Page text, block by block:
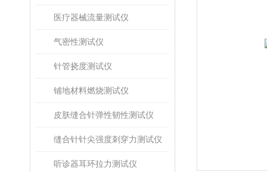
医疗器械流量测试仪
气密性测试仪
针管挠度测试仪
铺地材料燃烧测试仪
皮肤缝合针弹性韧性测试仪
缝合针针尖强度刺穿力测试仪
听诊器耳环拉力测试仪